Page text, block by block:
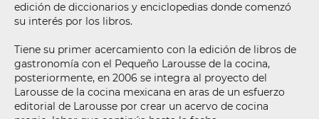
edición de diccionarios y enciclopedias donde comenzó
su interés por los libros.
Tiene su primer acercamiento con la edición de libros de
gastronomía con el Pequeño Larousse de la cocina,
posteriormente, en 2006 se integra al proyecto del
Larousse de la cocina mexicana en aras de un esfuerzo
editorial de Larousse por crear un acervo de cocina